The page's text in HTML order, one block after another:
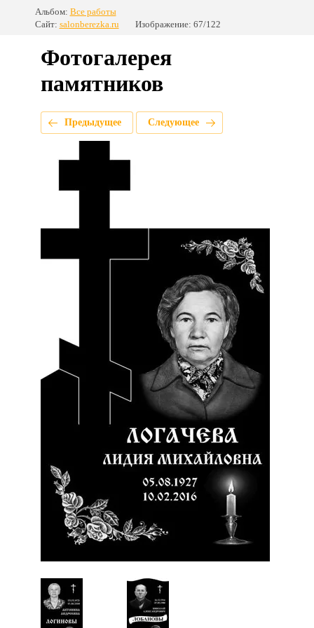
Альбом: Все работы
Сайт: salonberezka.ru Изображение: 67/122
Фотогалерея
памятников
Предыдущее Следующее